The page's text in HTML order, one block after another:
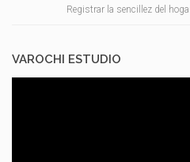
Registrar la sencillez del
VAROCHI ESTUDIO